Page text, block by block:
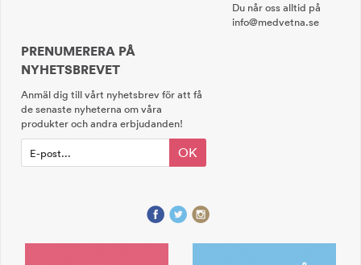
Du når oss alltid på
info@medvetna.se
PRENUMERERA PÅ
NYHETSBREVET
Anmäl dig till vårt nyhetsbrev för att få
de senaste nyheterna om våra
produkter och andra erbjudanden!
OK